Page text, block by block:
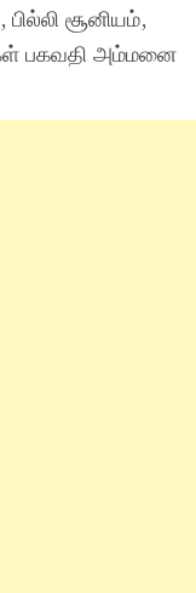
சூனியம்,
பகவதி அம்மனை